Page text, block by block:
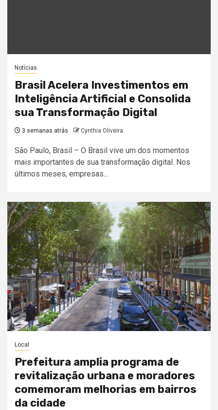
Notícias
Brasil Acelera Investimentos em
Inteligência Artificial e Consolida
sua Transformação Digital
3 semanas atrás Cynthia Oliveira
São Paulo, Brasil – O Brasil vive um dos momentos
mais importantes de sua transformação digital. Nos
últimos meses, empresas...
Local
Prefeitura amplia programa de
revitalização urbana e moradores
comemoram melhorias em bairros
da cidade